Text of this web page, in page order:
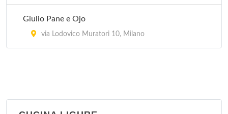
Giulio Pane e Ojo
via Lodovico Muratori 10, Milano